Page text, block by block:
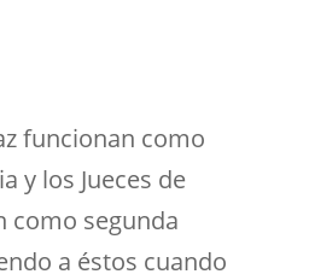
funcionan como
y los Jueces de
como segunda
a éstos cuando